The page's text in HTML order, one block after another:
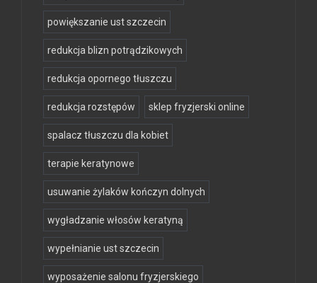
powiększanie ust szczecin
redukcja blizn potrądzikowych
redukcja opornego tłuszczu
redukcja rozstępów sklep fryzjerski online
spalacz tłuszczu dla kobiet
terapie keratynowe
usuwanie żylaków kończyn dolnych
wygładzanie włosów keratyną
wypełnianie ust szczecin
wyposażenie salonu fryzjerskiego